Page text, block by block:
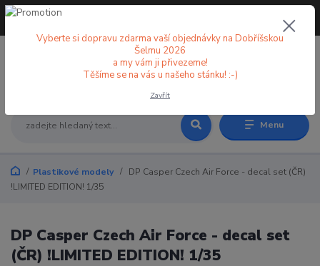
Menu
+420 773 998 582
Plastikové modely
DP Casper Czech Air Force - decal set (ČR)
!LIMITED EDITION! 1/35
DP Casper Czech Air Force - decal set
(ČR) !LIMITED EDITION! 1/35
Vyberte si dopravu zdarma vaší objednávky na Dobříšskou
Šelmu 2026
a my vám ji přivezeme!
Těšíme se na vás u našeho stánku! :-)
Zavřít